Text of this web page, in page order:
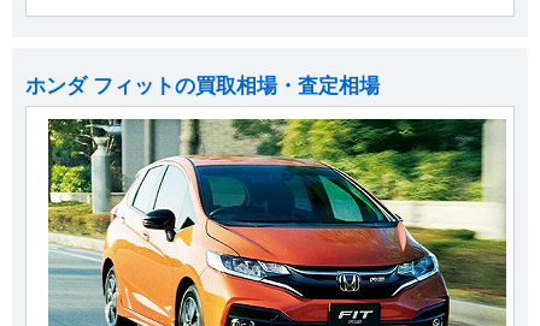
ホンダ フィットの買取相場・査定相場